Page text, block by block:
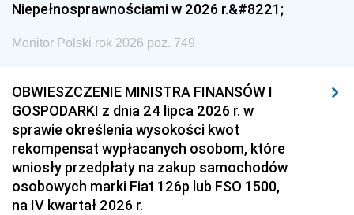
Niepełnosprawnościami w 2026 r.&#8221;
Monitor Polski rok 2026 poz. 749
OBWIESZCZENIE MINISTRA FINANSÓW I
GOSPODARKI z dnia 24 lipca 2026 r. w
sprawie określenia wysokości kwot
rekompensat wypłacanych osobom, które
wniosły przedpłaty na zakup samochodów
osobowych marki Fiat 126p lub FSO 1500,
na IV kwartał 2026 r.